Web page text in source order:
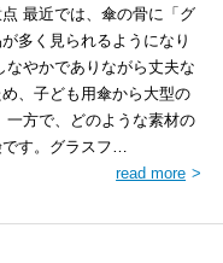
最近では、傘の骨に「グ
多く見られるようになり
なやかでありながら丈夫な
、子ども用傘から大型の
方で、どのような素材の
です。グラスフ…
read more